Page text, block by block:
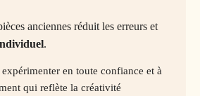
anciennes réduit les erreurs et
.
en toute confiance et à
qui reflète la créativité